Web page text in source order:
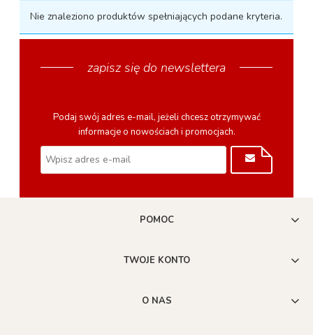
Nie znaleziono produktów spełniających podane kryteria.
zapisz się do newslettera
Podaj swój adres e-mail, jeżeli chcesz otrzymywać
informacje o nowościach i promocjach.
POMOC
TWOJE KONTO
O NAS